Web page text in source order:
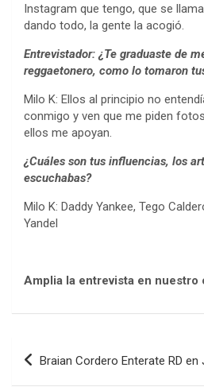
Instagram que tengo, que se
dando todo, la gente la acogió.
Entrevistador: ¿Te graduaste de
reggaetonero, como lo tomaron
Milo K: Ellos al principio no
conmigo y ven que me piden
ellos me apoyan.
¿Cuáles son tus influencias, los
escuchabas?
Milo K: Daddy Yankee, Tego
Yandel
Amplia la entrevista en nuestro
Navegación
de
Braian Cordero Enterate RD en